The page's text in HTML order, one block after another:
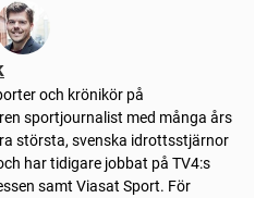
och krönikör på
sportjournalist med många års
största, svenska idrottsstjärnor
har tidigare jobbat på TV4:s
samt Viasat Sport. För